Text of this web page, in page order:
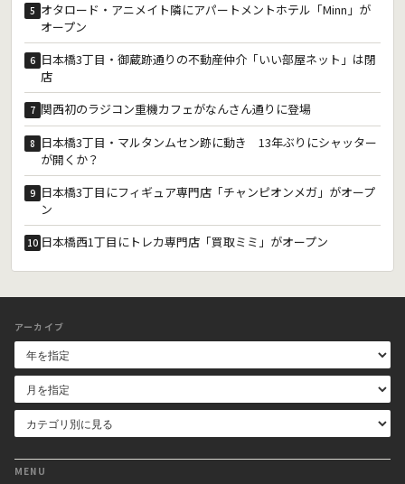
5 オタロード・アニメイト隣にアパートメントホテル「Minn」が
オープン
6 日本橋3丁目・御蔵跡通りの不動産仲介「いい部屋ネット」は閉
店
7 関西初のラジコン重機カフェがなんさん通りに登場
8 日本橋3丁目・マルタンムセン跡に動き 13年ぶりにシャッター
が開くか？
9 日本橋3丁目にフィギュア専門店「チャンピオンメガ」がオープ
ン
10 日本橋西1丁目にトレカ専門店「買取ミミ」がオープン
アーカイブ
MENU